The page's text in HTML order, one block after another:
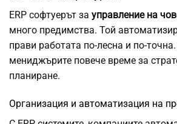
ERP софтуерът за управление на
много предимства. Той
прави работата по-лесна и по-
мениджърите повече време за
планиране.
Организация и автоматизация на